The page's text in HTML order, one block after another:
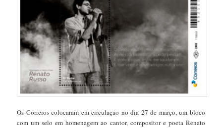
Os Correios colocaram em circulação no dia 27 de março, um bloco
com um selo em homenagem ao cantor, compositor e poeta Renato